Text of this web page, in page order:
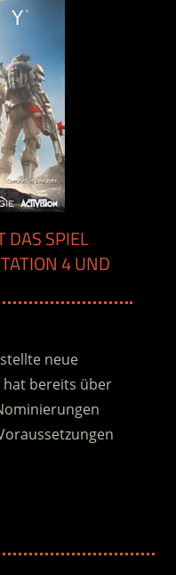
DAS SPIEL
4 UND
neue
hat bereits über